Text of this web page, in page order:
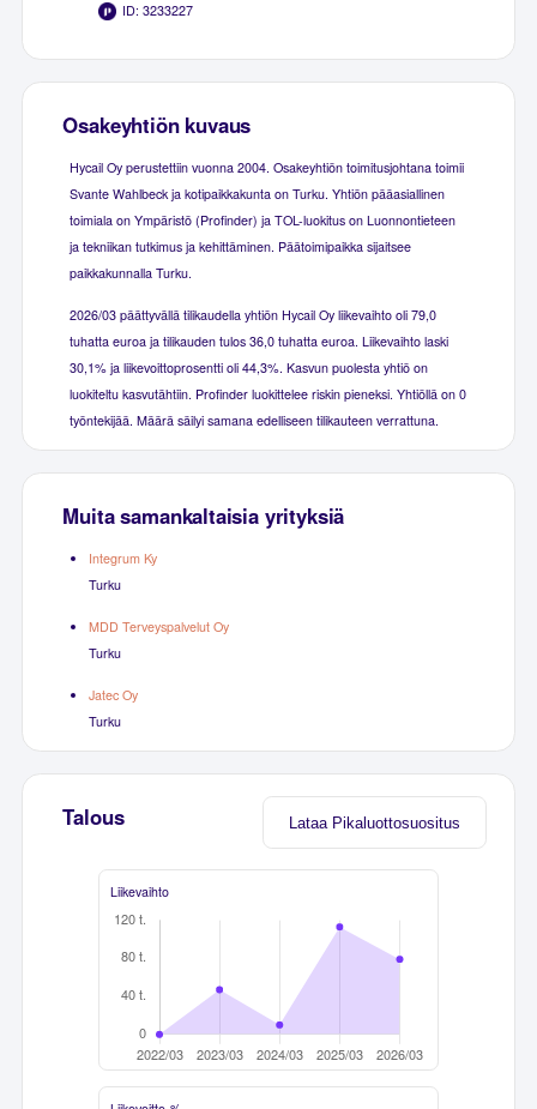
ID: 3233227
Osakeyhtiön kuvaus
Hycail Oy perustettiin vuonna 2004. Osakeyhtiön toimitusjohtana toimii
Svante Wahlbeck ja kotipaikkakunta on Turku. Yhtiön pääasiallinen
toimiala on Ympäristö (Profinder) ja TOL-luokitus on Luonnontieteen
ja tekniikan tutkimus ja kehittäminen. Päätoimipaikka sijaitsee
paikkakunnalla Turku.
2026/03 päättyvällä tilikaudella yhtiön Hycail Oy liikevaihto oli 79,0
tuhatta euroa ja tilikauden tulos 36,0 tuhatta euroa. Liikevaihto laski
30,1% ja liikevoittoprosentti oli 44,3%. Kasvun puolesta yhtiö on
luokiteltu kasvutähtiin. Profinder luokittelee riskin pieneksi. Yhtiöllä on 0
työntekijää. Määrä säilyi samana edelliseen tilikauteen verrattuna.
Muita samankaltaisia yrityksiä
Integrum Ky
Turku
MDD Terveyspalvelut Oy
Turku
Jatec Oy
Turku
Lataa Pikaluottosuositus
Talous
Liikevaihto